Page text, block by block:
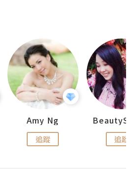
Amy Ng
追蹤 追蹤